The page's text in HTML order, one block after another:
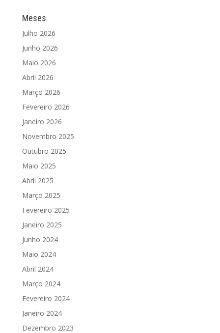
Meses
Julho 2026
Junho 2026
Maio 2026
Abril 2026
Março 2026
Fevereiro 2026
Janeiro 2026
Novembro 2025
Outubro 2025
Maio 2025
Abril 2025
Março 2025
Fevereiro 2025
Janeiro 2025
Junho 2024
Maio 2024
Abril 2024
Março 2024
Fevereiro 2024
Janeiro 2024
Dezembro 2023